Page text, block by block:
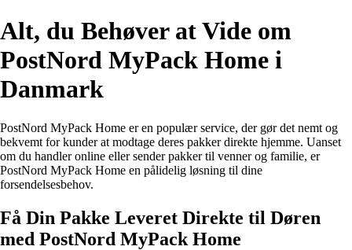
Alt, du Behøver at Vide om
PostNord MyPack Home i
Danmark
PostNord MyPack Home er en populær service, der gør det nemt og
bekvemt for kunder at modtage deres pakker direkte hjemme. Uanset
om du handler online eller sender pakker til venner og familie, er
PostNord MyPack Home en pålidelig løsning til dine
forsendelsesbehov.
Få Din Pakke Leveret Direkte til Døren
med PostNord MyPack Home